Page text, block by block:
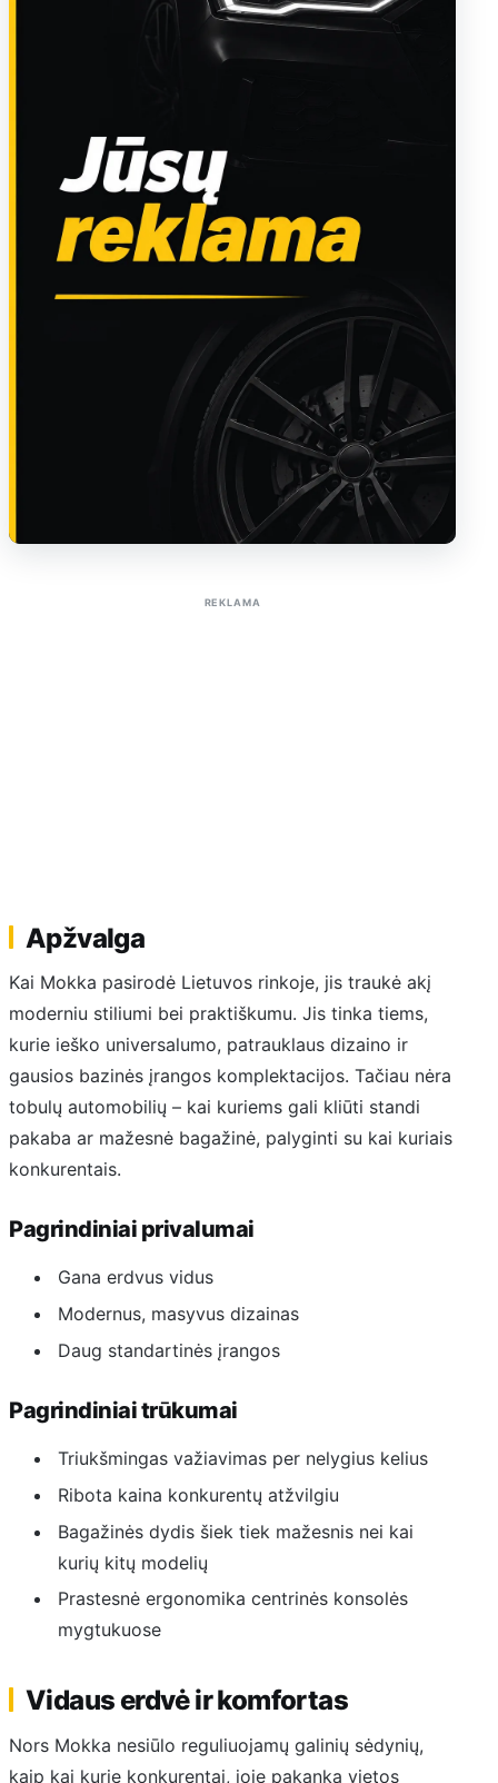
REKLAMA
Apžvalga
Kai Mokka pasirodė Lietuvos rinkoje, jis traukė akį
moderniu stiliumi bei praktiškumu. Jis tinka tiems,
kurie ieško universalumo, patrauklaus dizaino ir
gausios bazinės įrangos komplektacijos. Tačiau nėra
tobulų automobilių – kai kuriems gali kliūti standi
pakaba ar mažesnė bagažinė, palyginti su kai kuriais
konkurentais.
Pagrindiniai privalumai
Gana erdvus vidus
Modernus, masyvus dizainas
Daug standartinės įrangos
Pagrindiniai trūkumai
Triukšmingas važiavimas per nelygius kelius
Ribota kaina konkurentų atžvilgiu
Bagažinės dydis šiek tiek mažesnis nei kai
kurių kitų modelių
Prastesnė ergonomika centrinės konsolės
mygtukuose
Vidaus erdvė ir komfortas
Nors Mokka nesiūlo reguliuojamų galinių sėdynių,
kaip kai kurie konkurentai, joje pakanka vietos